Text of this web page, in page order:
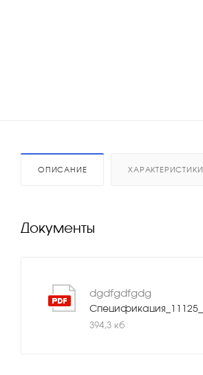
ОПИСАНИЕ ХАРАКТЕРИСТИКИ
Документы
dgdfgdfgdg
394,3 кб